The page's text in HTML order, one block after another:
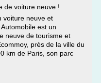
de voiture neuve !
voiture neuve et
est un
neuve de tourisme et
près de la ville du
km de Paris, son parc